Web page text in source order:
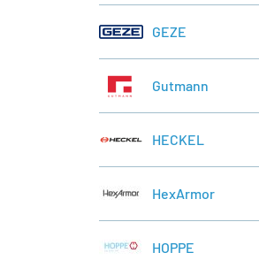
GEZE
Gutmann
HECKEL
HexArmor
HOPPE